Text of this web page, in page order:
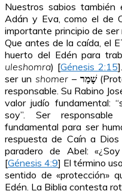
Nuestros sabios
Adán y Eva, como el de
importante principio de
Que antes de la caída, el
huerto del Edén para
uleshomra) [Génesis 2:15
ser un shomer – שָׁמַר
responsable. Su Rabino
valor judío fundamental:
soy”. Ser
fundamental para ser
respuesta de Caín a
paradero de Abel:
[Génesis 4:9] El término
sentido de «protección»
Edén. La Biblia contesta